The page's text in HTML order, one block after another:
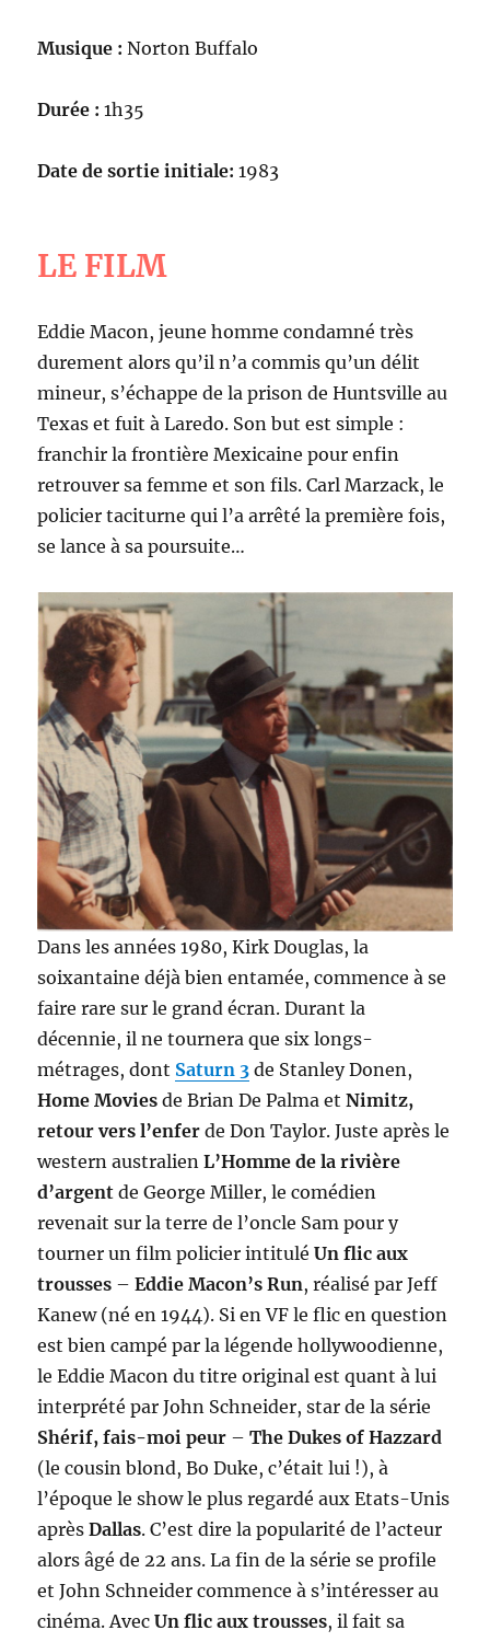
Musique :Norton Buffalo
Durée : 1h35
Date de sortie initiale: 1983
LE FILM
Eddie Macon, jeune homme condamné très
durement alors qu’il n’a commis qu’un délit
mineur, s’échappe de la prison de Huntsville au
Texas et fuit à Laredo. Son but est simple :
franchir la frontière Mexicaine pour enfin
retrouver sa femme et son fils. Carl Marzack, le
policier taciturne qui l’a arrêté la première fois,
se lance à sa poursuite…
Dans les années 1980, Kirk Douglas, la
soixantaine déjà bien entamée, commence à se
faire rare sur le grand écran. Durant la
décennie, il ne tournera que six longs-
métrages, dont Saturn 3 de Stanley Donen,
Home Moviesde Brian De Palma etNimitz,
retour vers l’enfer de Don Taylor. Juste après le
western australienL’Homme de la rivière
d’argent de George Miller, le comédien
revenait sur la terre de l’oncle Sam pour y
tourner un film policier intituléUn flic aux
trousses – Eddie Macon’s Run, réalisé par Jeff
Kanew (né en 1944). Si en VF le flic en question
est bien campé par la légende hollywoodienne,
le Eddie Macon du titre original est quant à lui
interprété par John Schneider, star de la série
Shérif, fais-moi peur – The Dukes of Hazzard
(le cousin blond, Bo Duke, c’était lui !), à
l’époque le show le plus regardé aux Etats-Unis
aprèsDallas. C’est dire la popularité de l’acteur
alors âgé de 22 ans. La fin de la série se profile
et John Schneider commence à s’intéresser au
cinéma. Avec Un flic aux trousses, il fait sa